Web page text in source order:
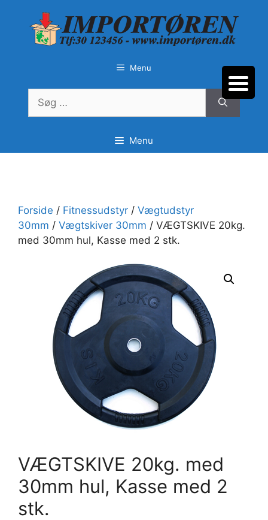
Menu
Søg
efter:
Menu
Forside / Fitnessudstyr / Vægtudstyr
30mm / Vægtskiver 30mm / VÆGTSKIVE 20kg.
med 30mm hul, Kasse med 2 stk.
VÆGTSKIVE 20kg. med
30mm hul, Kasse med 2
stk.